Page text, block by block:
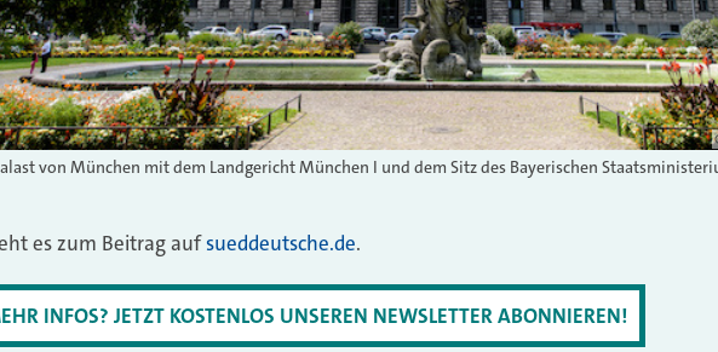
von München mit dem Landgericht München I und dem Sitz des Bayerischen
es zum Beitrag aufsueddeutsche.de.
INFOS? JETZT KOSTENLOS UNSEREN NEWSLETTER ABONNIEREN!